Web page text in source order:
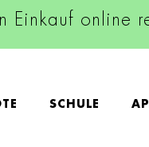
Einkauf online
SCHULE